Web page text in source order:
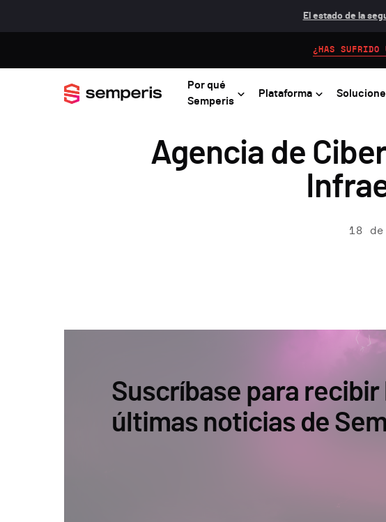
El estado de la
Por qué
Semperis
Plataforma
¿HAS SUFRIDO
Agencia de
18
Suscríbase para recibir
últimas noticias de